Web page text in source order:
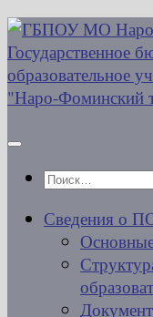
Перейти
к
содержимому
Найти:
Сведения о